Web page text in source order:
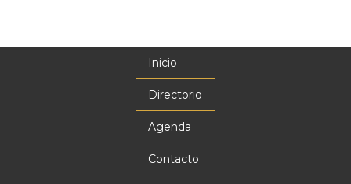
Inicio
Directorio
Agenda
Contacto